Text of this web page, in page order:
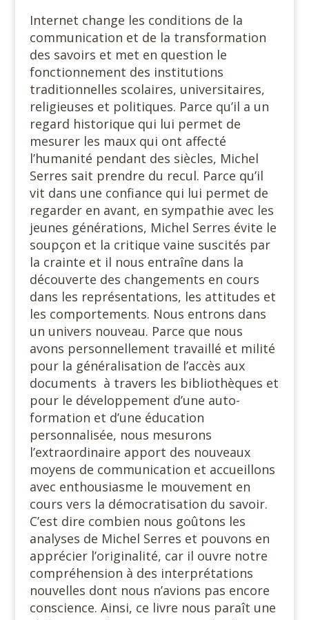
Internet change les conditions de la
communication et de la transformation
des savoirs et met en question le
fonctionnement des institutions
traditionnelles scolaires, universitaires,
religieuses et politiques. Parce qu’il a un
regard historique qui lui permet de
mesurer les maux qui ont affecté
l’humanité pendant des siècles, Michel
Serres sait prendre du recul. Parce qu’il
vit dans une confiance qui lui permet de
regarder en avant, en sympathie avec les
jeunes générations, Michel Serres évite le
soupçon et la critique vaine suscités par
la crainte et il nous entraîne dans la
découverte des changements en cours
dans les représentations, les attitudes et
les comportements. Nous entrons dans
un univers nouveau. Parce que nous
avons personnellement travaillé et milité
pour la généralisation de l’accès aux
documents à travers les bibliothèques et
pour le développement d’une auto-
formation et d’une éducation
personnalisée, nous mesurons
l’extraordinaire apport des nouveaux
moyens de communication et accueillons
avec enthousiasme le mouvement en
cours vers la démocratisation du savoir.
C’est dire combien nous goûtons les
analyses de Michel Serres et pouvons en
apprécier l’originalité, car il ouvre notre
compréhension à des interprétations
nouvelles dont nous n’avions pas encore
conscience. Ainsi, ce livre nous paraît une